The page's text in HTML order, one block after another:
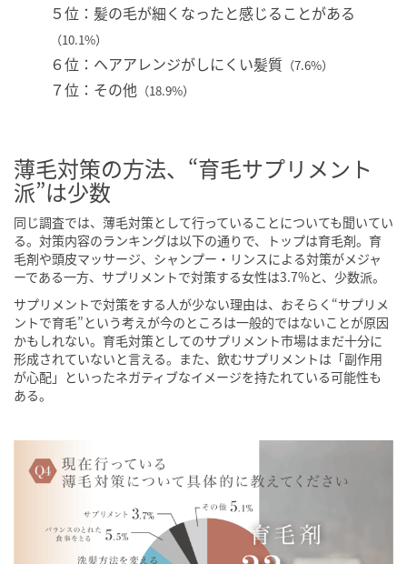
５位：髪の毛が細くなったと感じることがある
（10.1%）
６位：ヘアアレンジがしにくい髪質 （7.6%）
７位：その他 （18.9%）
薄毛対策の方法、“育毛サプリメント
派”は少数
同じ調査では、薄毛対策として行っていることについても聞いてい
る。対策内容のランキングは以下の通りで、トップは育毛剤。育
毛剤や頭皮マッサージ、シャンプー・リンスによる対策がメジャ
ーである一方、サプリメントで対策する女性は3.7%と、少数派。
サプリメントで対策をする人が少ない理由は、おそらく“サプリメ
ントで育毛”という考えが今のところは一般的ではないことが原因
かもしれない。育毛対策としてのサプリメント市場はまだ十分に
形成されていないと言える。また、飲むサプリメントは「副作用
が心配」といったネガティブなイメージを持たれている可能性も
ある。